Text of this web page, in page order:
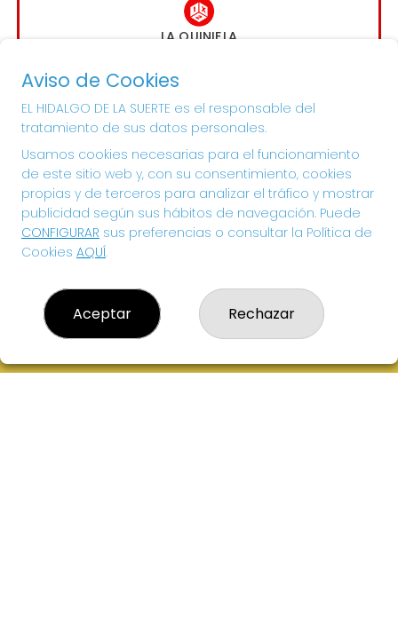
LA QUINIELA
PRÓXIMO BOTE MILLONARIO:
1.000.000€
¡SUERTE!
Aviso de Cookies
EL HIDALGO DE LA SUERTE es el responsable del
tratamiento de sus datos personales.
Usamos cookies necesarias para el funcionamiento
de este sitio web y, con su consentimiento, cookies
propias y de terceros para analizar el tráfico y mostrar
publicidad según sus hábitos de navegación. Puede
CONFIGURAR sus preferencias o consultar la Política de
Cookies AQUÍ.
Aceptar Rechazar